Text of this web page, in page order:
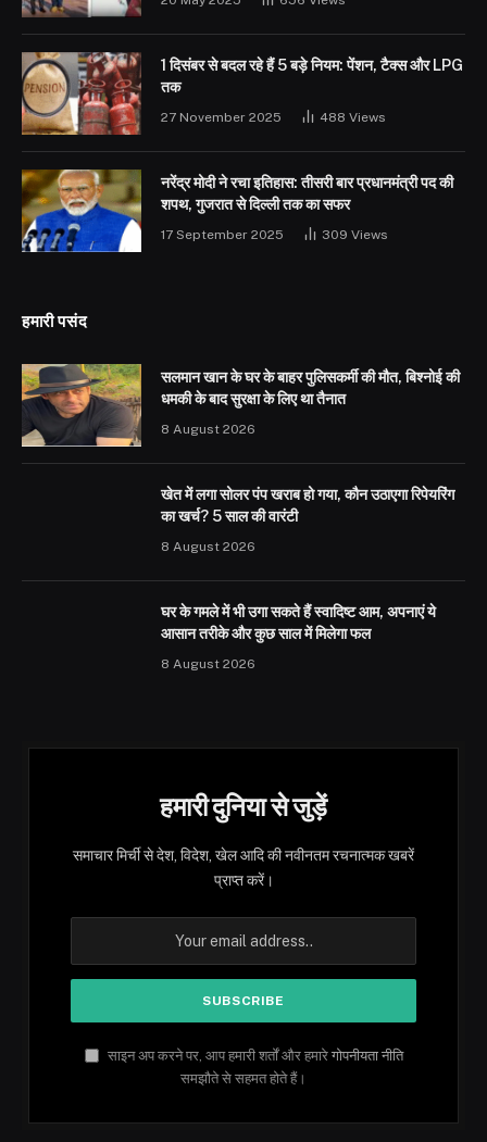
1 दिसंबर से बदल रहे हैं 5 बड़े नियम: पेंशन, टैक्स और LPG
तक
27 November 2025 488 Views
नरेंद्र मोदी ने रचा इतिहास: तीसरी बार प्रधानमंत्री पद की
शपथ, गुजरात से दिल्ली तक का सफर
17 September 2025 309 Views
हमारी पसंद
सलमान खान के घर के बाहर पुलिसकर्मी की मौत, बिश्नोई की
धमकी के बाद सुरक्षा के लिए था तैनात
8 August 2026
खेत में लगा सोलर पंप खराब हो गया, कौन उठाएगा रिपेयरिंग
का खर्च? 5 साल की वारंटी
8 August 2026
घर के गमले में भी उगा सकते हैं स्वादिष्ट आम, अपनाएं ये
आसान तरीके और कुछ साल में मिलेगा फल
8 August 2026
हमारी दुनिया से जुड़ें
समाचार मिर्ची से देश, विदेश, खेल आदि की नवीनतम रचनात्मक खबरें
प्राप्त करें।
साइन अप करने पर, आप हमारी शर्तों और हमारे गोपनीयता नीति
समझौते से सहमत होते हैं।